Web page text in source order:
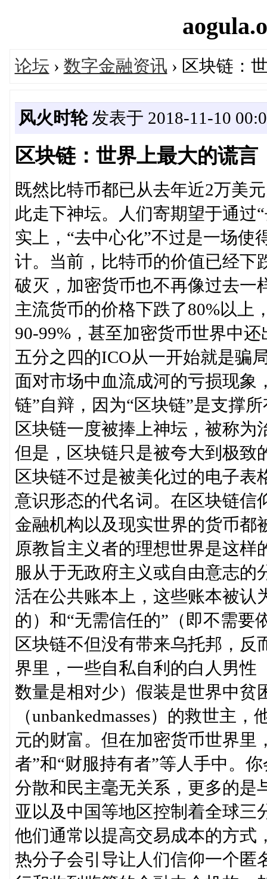
论坛 › 数字金融资讯 › 区块链：
风火时轮发表于 2018-11-10
区块链：世界上最大的谎言
既然比特币都已从去年近2万美
此走下神坛。人们寄期望于通过
实上，“去中心化”不过是一场使
计。当前，比特币的价值已经下
破灭，加密货币也不再像过去一
主流货币的价格下跌了80%以上
90-99%，甚至加密货币世界中
五分之四的ICO从一开始就是骗
面对市场中血流成河的亏损现象
链”自辩，因为“区块链”是支撑
区块链一度被捧上神坛，被称
但是，区块链只是被夸大到极致
区块链不过是被美化过的电子
意识形态的代名词。在区块链信
金融机构以及现实世界的货币都
原教旨主义者的理想世界是这样
服从于无政府主义或自由意志的
活在公共账本上，这些账本被认
的）和“无需信任的”（即不需要
区块链不但没有带来乌托邦，
界里，一些自私自利的白人男性
数量是相对少）假装是世界中贫
（unbankedmasses）的救世主
元的财富。但在加密货币世界里
者”和“财服持有者”等人手中。
分散和民主毫无关系，更多的是
亚以及中国等地区控制着全球三
他们通常以提高交易成本的方式
热分子会引导让人们信仰一个匿